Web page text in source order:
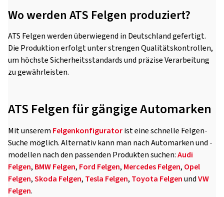
Wo werden ATS Felgen produziert?
ATS Felgen werden überwiegend in Deutschland gefertigt.
Die Produktion erfolgt unter strengen Qualitätskontrollen,
um höchste Sicherheitsstandards und präzise Verarbeitung
zu gewährleisten.
ATS Felgen für gängige Automarken
Mit unserem Felgenkonfiguratorist eine schnelle Felgen-
Suche möglich. Alternativ kann man nach Automarken und -
modellen nach den passenden Produkten suchen:Audi
Felgen, BMW Felgen, Ford Felgen, Mercedes Felgen, Opel
Felgen,Skoda Felgen, Tesla Felgen, Toyota FelgenundVW
Felgen.